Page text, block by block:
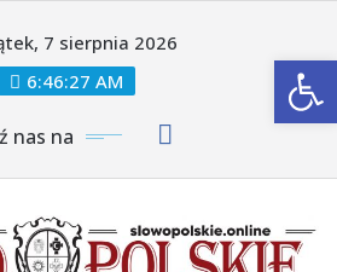
7 sierpnia 2026
6:46:30 AM
nas na